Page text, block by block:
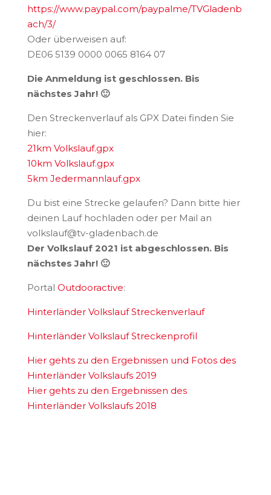
https://www.paypal.com/paypalme/TVGladenb
ach/3/
Oder überweisen auf:
DE06 5139 0000 0065 8164 07
Die Anmeldung ist geschlossen. Bis
nächstes Jahr! 🙂
Den Streckenverlauf als GPX Datei finden Sie
hier:
21km Volkslauf.gpx
10km Volkslauf.gpx
5km Jedermannlauf.gpx
Du bist eine Strecke gelaufen? Dann bitte hier
deinen Lauf hochladen oder per Mail an
volkslauf@tv-gladenbach.de
Der Volkslauf 2021 ist abgeschlossen. Bis
nächstes Jahr! 🙂
Portal Outdooractive:
Hinterländer Volkslauf Streckenverlauf
Hinterländer Volkslauf Streckenprofil
Hier gehts zu den Ergebnissen und Fotos des
Hinterländer Volkslaufs 2019
Hier gehts zu den Ergebnissen des
Hinterländer Volkslaufs 2018